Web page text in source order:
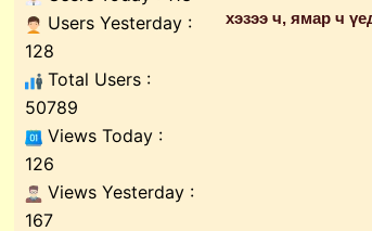
Users Yesterday :
128
Total Users :
50789
Views Today :
126
Views Yesterday :
167
хэзээ ч, ямар ч